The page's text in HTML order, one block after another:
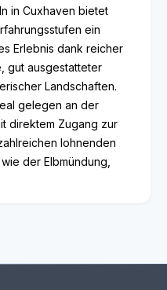
in Cuxhaven bietet
ein
Erlebnis dank reicher
gut ausgestatteter
Landschaften.
gelegen an der
direktem Zugang zur
lohnenden
der Elbmündung,